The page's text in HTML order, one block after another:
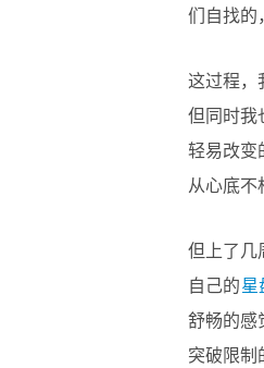
们自找的
这过程，
但同时我
轻易改变
从心底不
但上了几
自己的星
舒畅的感
突破限制